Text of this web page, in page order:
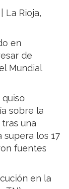
La Rioja,
en
de
Mundial
sobre la
una
supera los 17
fuentes